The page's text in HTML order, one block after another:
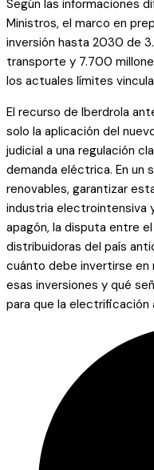
Según las informaciones
Ministros, el marco en
inversión hasta 2030 de
transporte y 7.700
los actuales límites
El recurso de Iberdrola
solo la aplicación del
judicial a una regulación
demanda eléctrica. En un
renovables, garantizar
industria electrointensiva
apagón, la disputa entre
distribuidoras del país
cuánto debe invertirse en
esas inversiones y qué
para que la